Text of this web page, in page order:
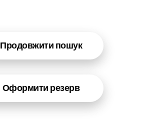
Продовжити пошук
Оформити резерв